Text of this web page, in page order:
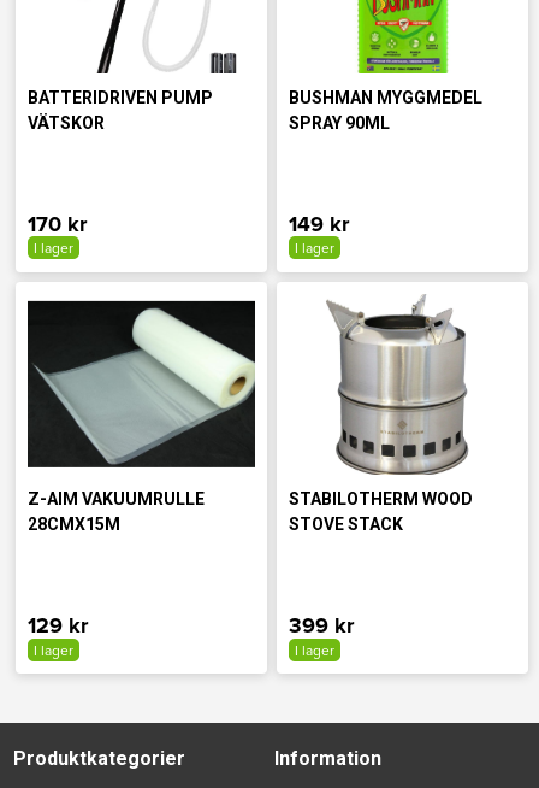
BATTERIDRIVEN PUMP
VÄTSKOR
170 kr
I lager
BUSHMAN MYGGMEDEL
SPRAY 90ML
149 kr
I lager
Z-AIM VAKUUMRULLE
28CMX15M
129 kr
I lager
STABILOTHERM WOOD
STOVE STACK
399 kr
I lager
Produktkategorier Information